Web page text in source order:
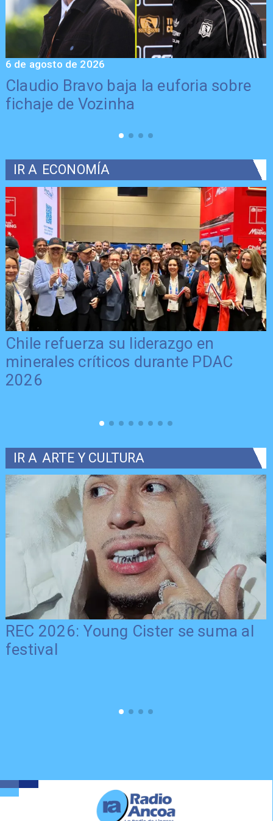
Claudio Bravo baja la euforia sobre
fichaje de Vozinha
6 de agosto de 2026
IR A ECONOMÍA
Chile refuerza su liderazgo en
minerales críticos durante PDAC
2026
IR A ARTE Y CULTURA
REC 2026: Young Cister se suma al
festival